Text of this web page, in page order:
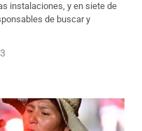
instalaciones, y en siete de
de buscar y